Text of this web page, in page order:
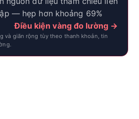
— hẹp hơn khoảng 69%
Điều kiện vàng đo lường →
và giãn rộng tùy theo thanh khoản, tin